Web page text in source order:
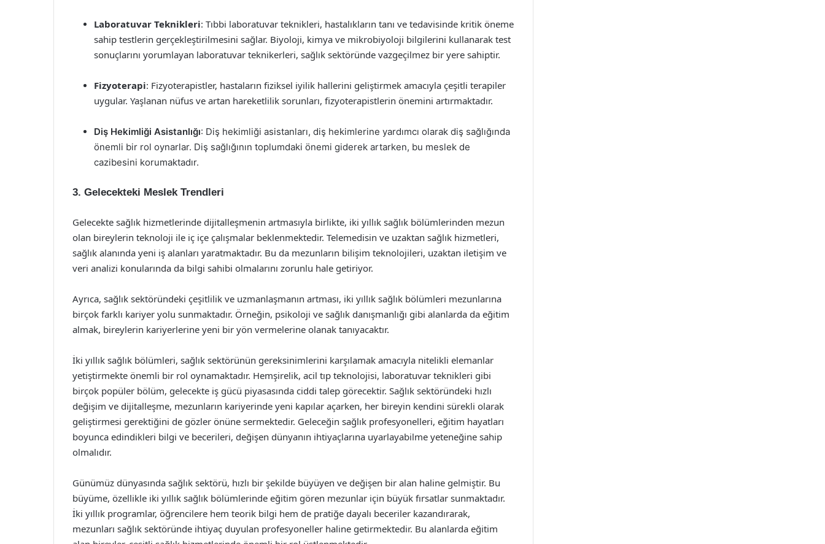
Laboratuvar Teknikleri: Tıbbi laboratuvar teknikleri, hastalıkların tanı ve tedavisinde kritik öneme
sahip testlerin gerçekleştirilmesini sağlar. Biyoloji, kimya ve mikrobiyoloji bilgilerini kullanarak test
sonuçlarını yorumlayan laboratuvar teknikerleri, sağlık sektöründe vazgeçilmez bir yere sahiptir.
Fizyoterapi: Fizyoterapistler, hastaların fiziksel iyilik hallerini geliştirmek amacıyla çeşitli terapiler
uygular. Yaşlanan nüfus ve artan hareketlilik sorunları, fizyoterapistlerin önemini artırmaktadır.
Diş Hekimliği Asistanlığı: Diş hekimliği asistanları, diş hekimlerine yardımcı olarak diş sağlığında
önemli bir rol oynarlar. Diş sağlığının toplumdaki önemi giderek artarken, bu meslek de
cazibesini korumaktadır.
3. Gelecekteki Meslek Trendleri
Gelecekte sağlık hizmetlerinde dijitalleşmenin artmasıyla birlikte, iki yıllık sağlık bölümlerinden mezun
olan bireylerin teknoloji ile iç içe çalışmalar beklenmektedir. Telemedisin ve uzaktan sağlık hizmetleri,
sağlık alanında yeni iş alanları yaratmaktadır. Bu da mezunların bilişim teknolojileri, uzaktan iletişim ve
veri analizi konularında da bilgi sahibi olmalarını zorunlu hale getiriyor.
Ayrıca, sağlık sektöründeki çeşitlilik ve uzmanlaşmanın artması, iki yıllık sağlık bölümleri mezunlarına
birçok farklı kariyer yolu sunmaktadır. Örneğin, psikoloji ve sağlık danışmanlığı gibi alanlarda da eğitim
almak, bireylerin kariyerlerine yeni bir yön vermelerine olanak tanıyacaktır.
İki yıllık sağlık bölümleri, sağlık sektörünün gereksinimlerini karşılamak amacıyla nitelikli elemanlar
yetiştirmekte önemli bir rol oynamaktadır. Hemşirelik, acil tıp teknolojisi, laboratuvar teknikleri gibi
birçok popüler bölüm, gelecekte iş gücü piyasasında ciddi talep görecektir. Sağlık sektöründeki hızlı
değişim ve dijitalleşme, mezunların kariyerinde yeni kapılar açarken, her bireyin kendini sürekli olarak
geliştirmesi gerektiğini de gözler önüne sermektedir. Geleceğin sağlık profesyonelleri, eğitim hayatları
boyunca edindikleri bilgi ve becerileri, değişen dünyanın ihtiyaçlarına uyarlayabilme yeteneğine sahip
olmalıdır.
Günümüz dünyasında sağlık sektörü, hızlı bir şekilde büyüyen ve değişen bir alan haline gelmiştir. Bu
büyüme, özellikle iki yıllık sağlık bölümlerinde eğitim gören mezunlar için büyük fırsatlar sunmaktadır.
İki yıllık programlar, öğrencilere hem teorik bilgi hem de pratiğe dayalı beceriler kazandırarak,
mezunları sağlık sektöründe ihtiyaç duyulan profesyoneller haline getirmektedir. Bu alanlarda eğitim